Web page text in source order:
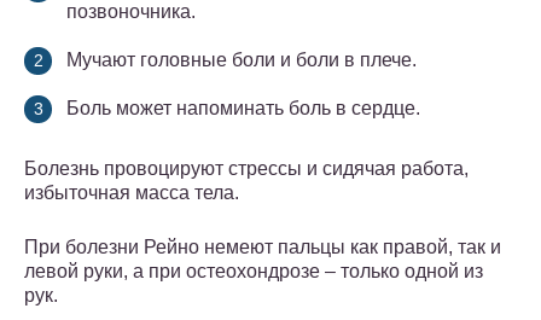
позвоночника.
Мучают головные боли и боли в плече.
Боль может напоминать боль в сердце.
Болезнь провоцируют стрессы и сидячая работа,
избыточная масса тела.
При болезни Рейно немеют пальцы как правой, так и
левой руки, а при остеохондрозе – только одной из
рук.